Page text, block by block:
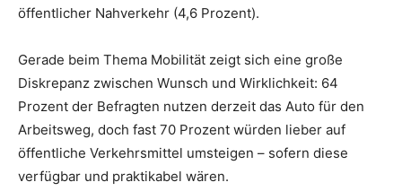
öffentlicher Nahverkehr (4,6 Prozent).
Gerade beim Thema Mobilität zeigt sich eine große
Diskrepanz zwischen Wunsch und Wirklichkeit: 64
Prozent der Befragten nutzen derzeit das Auto für den
Arbeitsweg, doch fast 70 Prozent würden lieber auf
öffentliche Verkehrsmittel umsteigen – sofern diese
verfügbar und praktikabel wären.